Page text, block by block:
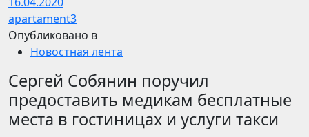
apartament3
Опубликовано в
Новостная лента
Сергей Собянин поручил
предоставить медикам бесплатные
места в гостиницах и услуги такси